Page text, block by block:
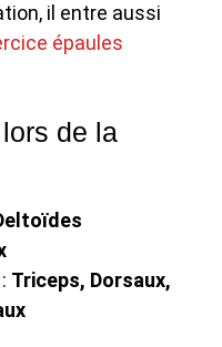
il entre aussi
épaules
de la
: Triceps, Dorsaux,